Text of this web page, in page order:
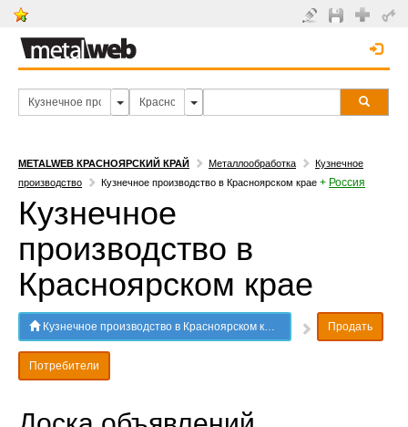
METALWEB КРАСНОЯРСКИЙ КРАЙ Металлообработка
Кузнечное
производство
Кузнечное производство в Красноярском крае + Россия
Кузнечное
производство в
Красноярском крае
Кузнечное производство в Красноярском крае Продать
Потребители